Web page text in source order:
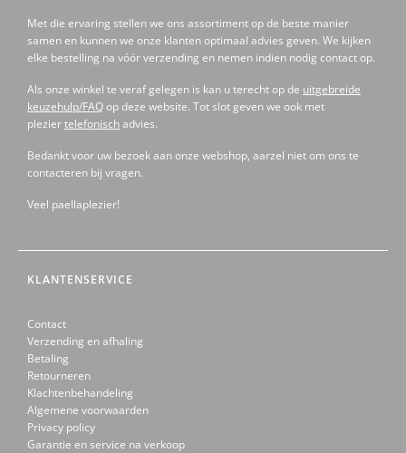
Met die ervaring stellen we ons assortiment op de beste manier
samen en kunnen we onze klanten optimaal advies geven. We kijken
elke bestelling na vóór verzending en nemen indien nodig contact op.
Als onze winkel te veraf gelegen is kan u terecht op de uitgebreide
keuzehulp/FAQop deze website. Tot slot geven we ook met
pleziertelefonischadvies.
Bedankt voor uw bezoek aan onze webshop, aarzel niet om ons te
contacteren bij vragen.
Veel paellaplezier!
KLANTENSERVICE
Contact
Verzending en afhaling
Betaling
Retourneren
Klachtenbehandeling
Algemene voorwaarden
Privacy policy
Garantie en service na verkoop